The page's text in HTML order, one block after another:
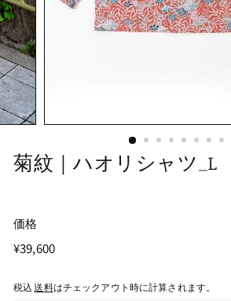
菊紋｜ハオリシャツ_L
価格
通
格
¥39,600¥39,600
税込送料はチェックアウト時に計算されます。